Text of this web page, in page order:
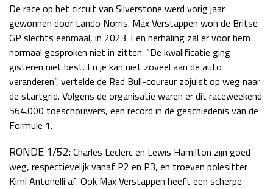
De race op het circuit van Silverstone werd vorig jaar
gewonnen door Lando Norris. Max Verstappen won de Britse
GP slechts eenmaal, in 2023. Een herhaling zal er voor hem
normaal gesproken niet in zitten. “De kwalificatie ging
gisteren niet best. En je kan niet zoveel aan de auto
veranderen”, vertelde de Red Bull-coureur zojuist op weg naar
de startgrid. Volgens de organisatie waren er dit raceweekend
564.000 toeschouwers, een record in de geschiedenis van de
Formule 1.
RONDE 1/52:Charles Leclerc en Lewis Hamilton zijn goed
weg, respectievelijk vanaf P2 en P3, en troeven polesitter
Kimi Antonelli af. Ook Max Verstappen heeft een scherpe